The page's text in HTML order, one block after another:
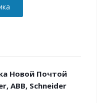
Новой Почтой
ABB, Schneider